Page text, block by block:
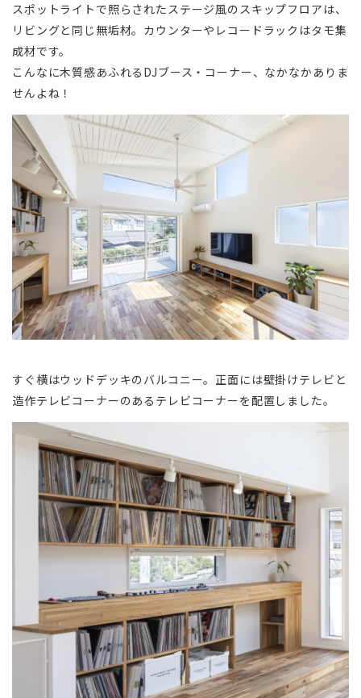
スポットライトで照らされたステージ風のスキップフロアは、
リビングと同じ無垢材。カウンターやレコードラックはタモ集
成材です。
こんなに木質感あふれるDJブース・コーナー、なかなかありま
せんよね！
すぐ横はウッドデッキのバルコニー。正面には壁掛けテレビと
造作テレビコーナーのあるテレビコーナーを配置しました。